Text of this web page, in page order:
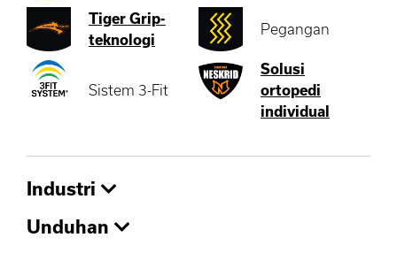
Tiger Grip-
teknologi
Pegangan
Sistem 3-Fit
Solusi
ortopedi
individual
Industri
Unduhan